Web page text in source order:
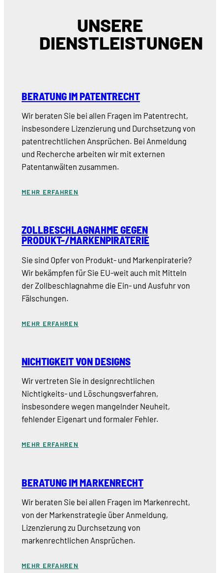
UNSERE
DIENSTLEISTUNGEN
BERATUNG IM PATENTRECHT
Wir beraten Sie bei allen Fragen im Patentrecht,
insbesondere Lizenzierung und Durchsetzung von
patentrechtlichen Ansprüchen. Bei Anmeldung
und Recherche arbeiten wir mit externen
Patentanwälten zusammen.
MEHR ERFAHREN
ZOLLBESCHLAGNAHME GEGEN
PRODUKT-/MARKENPIRATERIE
Sie sind Opfer von Produkt- und Markenpiraterie?
Wir bekämpfen für Sie EU-weit auch mit Mitteln
der Zollbeschlagnahme die Ein- und Ausfuhr von
Fälschungen.
MEHR ERFAHREN
NICHTIGKEIT VON DESIGNS
Wir vertreten Sie in designrechtlichen
Nichtigkeits- und Löschungsverfahren,
insbesondere wegen mangelnder Neuheit,
fehlender Eigenart und formaler Fehler.
MEHR ERFAHREN
BERATUNG IM MARKENRECHT
Wir beraten Sie bei allen Fragen im Markenrecht,
von der Markenstrategie über Anmeldung,
Lizenzierung zu Durchsetzung von
markenrechtlichen Ansprüchen.
MEHR ERFAHREN